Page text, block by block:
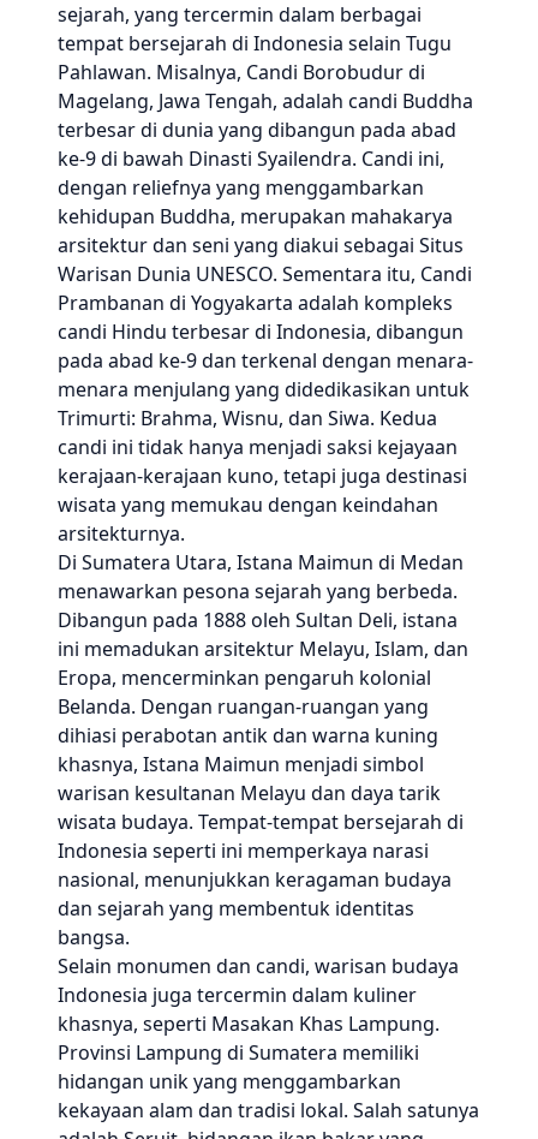
sejarah, yang tercermin dalam berbagai
tempat bersejarah di Indonesia selain Tugu
Pahlawan. Misalnya, Candi Borobudur di
Magelang, Jawa Tengah, adalah candi Buddha
terbesar di dunia yang dibangun pada abad
ke-9 di bawah Dinasti Syailendra. Candi ini,
dengan reliefnya yang menggambarkan
kehidupan Buddha, merupakan mahakarya
arsitektur dan seni yang diakui sebagai Situs
Warisan Dunia UNESCO. Sementara itu, Candi
Prambanan di Yogyakarta adalah kompleks
candi Hindu terbesar di Indonesia, dibangun
pada abad ke-9 dan terkenal dengan menara-
menara menjulang yang didedikasikan untuk
Trimurti: Brahma, Wisnu, dan Siwa. Kedua
candi ini tidak hanya menjadi saksi kejayaan
kerajaan-kerajaan kuno, tetapi juga destinasi
wisata yang memukau dengan keindahan
arsitekturnya.
Di Sumatera Utara, Istana Maimun di Medan
menawarkan pesona sejarah yang berbeda.
Dibangun pada 1888 oleh Sultan Deli, istana
ini memadukan arsitektur Melayu, Islam, dan
Eropa, mencerminkan pengaruh kolonial
Belanda. Dengan ruangan-ruangan yang
dihiasi perabotan antik dan warna kuning
khasnya, Istana Maimun menjadi simbol
warisan kesultanan Melayu dan daya tarik
wisata budaya. Tempat-tempat bersejarah di
Indonesia seperti ini memperkaya narasi
nasional, menunjukkan keragaman budaya
dan sejarah yang membentuk identitas
bangsa.
Selain monumen dan candi, warisan budaya
Indonesia juga tercermin dalam kuliner
khasnya, seperti Masakan Khas Lampung.
Provinsi Lampung di Sumatera memiliki
hidangan unik yang menggambarkan
kekayaan alam dan tradisi lokal. Salah satunya